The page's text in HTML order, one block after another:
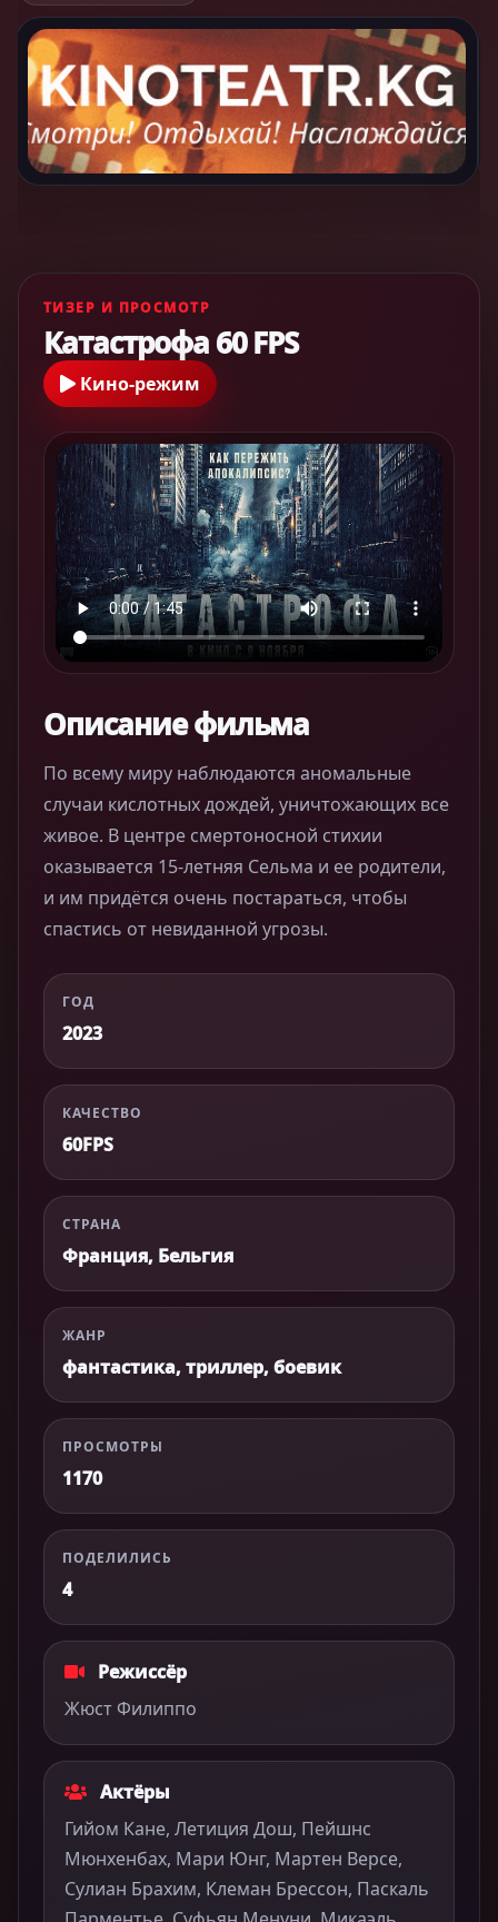
ТИЗЕР И ПРОСМОТР
Катастрофа 60 FPS
Кино-режим
Описание фильма
По всему миру наблюдаются аномальные
случаи кислотных дождей, уничтожающих все
живое. В центре смертоносной стихии
оказывается 15-летняя Сельма и ее родители,
и им придётся очень постараться, чтобы
спастись от невиданной угрозы.
ГОД
2023
КАЧЕСТВО
60FPS
СТРАНА
Франция, Бельгия
ЖАНР
фантастика, триллер, боевик
ПРОСМОТРЫ
1170
ПОДЕЛИЛИСЬ
4
Режиссёр
Жюст Филиппо
Актёры
Гийом Кане, Летиция Дош, Пейшнс
Мюнхенбах, Мари Юнг, Мартен Версе,
Сулиан Брахим, Клеман Брессон, Паскаль